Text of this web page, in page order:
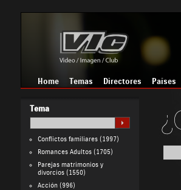
Home Temas Directores Países
Tema
Conflictos familiares(1997)
Romances Adultos(1705)
Parejas matrimonios y
divorcios(1550)
Acción(996)